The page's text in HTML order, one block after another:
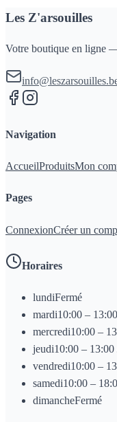
Les Z'arsouilles
Votre boutique en ligne
Navigation
AccueilProduitsMon
Pages
ConnexionCréer un
Horaires
lundiFermé
mardi10:00 –
mercredi10:00 –
jeudi10:00 –
vendredi10:00 –
samedi10:00 –
dimancheFermé